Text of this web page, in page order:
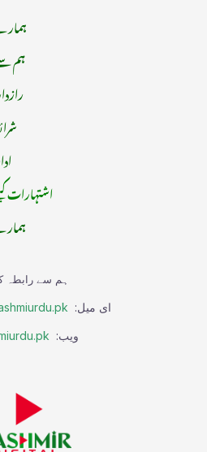
ہم
اشتہارات
ہم سے رابطہ
ای میل:
ویب: